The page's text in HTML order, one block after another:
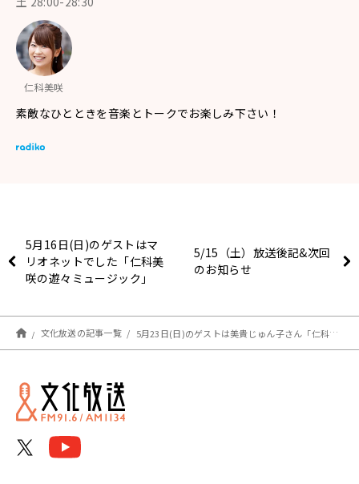
仁科美咲
素敵なひとときを音楽とトークでお楽しみ下さい！
5月16日(日)のゲストはマ
リオネットでした「仁科美
咲の遊々ミュージック」
5/15（土）放送後記&次回
のお知らせ
文化放送の記事一覧 5月23日(日)のゲストは美貴じゅん子さん「仁科美咲の遊々ミュージック」